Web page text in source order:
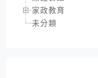
家政教育
未分類